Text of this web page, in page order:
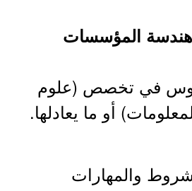
هندسة المؤسسات
في تخصص (علوم
أو ما يعادلها.
والمهارات